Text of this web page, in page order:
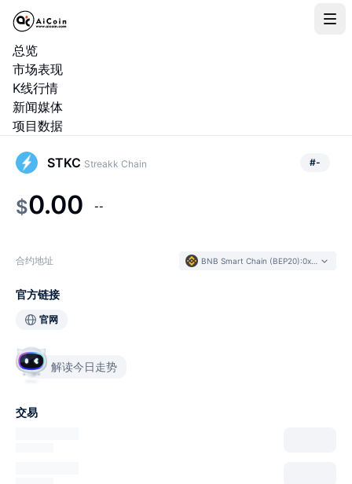
总览
市场表现
K线行情
新闻媒体
项目数据
STKC Streakk Chain #-
$0.00 --
合约地址 BNB Smart Chain (BEP20):0xd18D...abDb08
官方链接
官网
解读今日走势
交易